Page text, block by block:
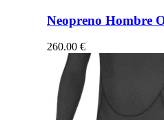
elegir
la
Neopreno Hombre
260.00 €